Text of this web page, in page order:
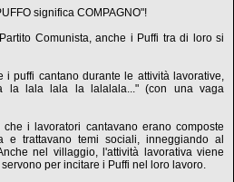
significa COMPAGNO"!
Comunista, anche i Puffi tra di loro si
i puffi cantano durante le attività lavorative,
la lala lala la lalalala..." (con una vaga
i lavoratori cantavano erano composte
e trattavano temi sociali, inneggiando al
nel villaggio, l'attività lavorativa viene
per incitare i Puffi nel loro lavoro.